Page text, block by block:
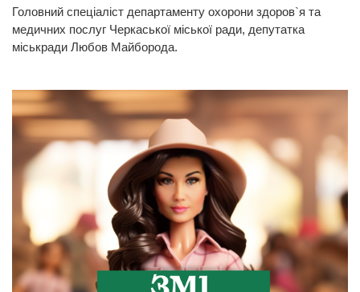
Головний спеціаліст департаменту охорони здоров`я та
медичних послуг Черкаської міської ради, депутатка
міськради Любов Майборода.